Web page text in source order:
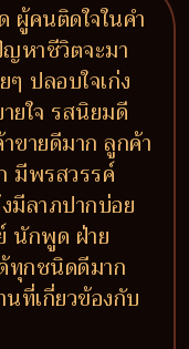
ผู้คนติดใจในคำ
หาชีวิตจะมา
ปลอบใจเก่ง
ยใจ รสนิยมดี
ขายดีมาก ลูกค้า
มีพรสวรรค์
มีลาภปากบ่อย
นักพูด ฝ่าย
ทุกชนิดดีมาก
ที่เกี่ยวข้องกับ